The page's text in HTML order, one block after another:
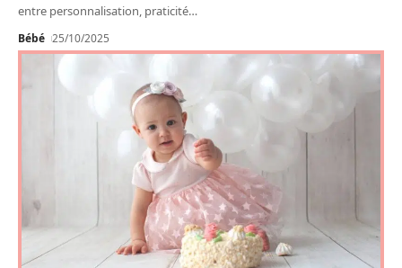
entre personnalisation, praticité…
Bébé 25/10/2025